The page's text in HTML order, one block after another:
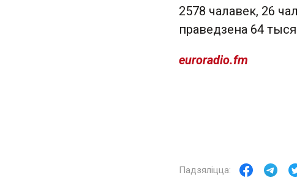
2578 чалавек, 26
праведзена 64
euroradio.fm